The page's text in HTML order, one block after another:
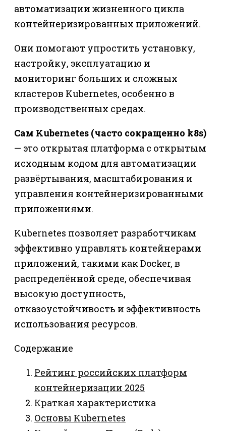
автоматизации жизненного цикла
контейнеризированных приложений.
Они помогают упростить установку,
настройку, эксплуатацию и
мониторинг больших и сложных
кластеров Kubernetes, особенно в
производственных средах.
Сам Kubernetes (часто сокращенно k8s)
— это открытая платформа с открытым
исходным кодом для автоматизации
развёртывания, масштабирования и
управления контейнеризированными
приложениями.
Kubernetes позволяет разработчикам
эффективно управлять контейнерами
приложений, такими как Docker, в
распределённой среде, обеспечивая
высокую доступность,
отказоустойчивость и эффективность
использования ресурсов.
Содержание
Рейтинг российских платформ
контейнеризации 2025
Краткая характеристика
Основы Kubernetes